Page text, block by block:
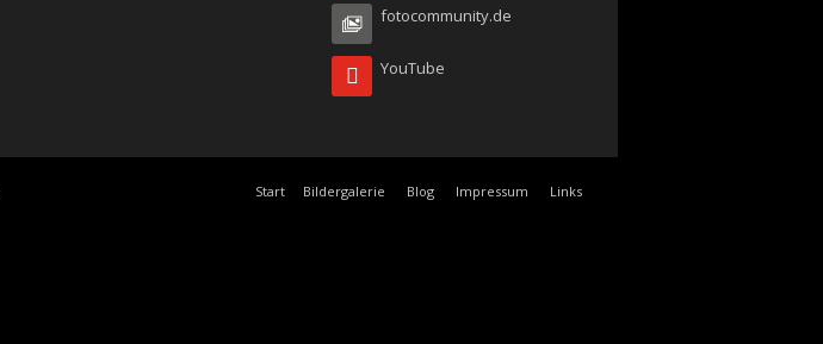
fotocommunity.de
YouTube
Start Bildergalerie Blog Impressum Links